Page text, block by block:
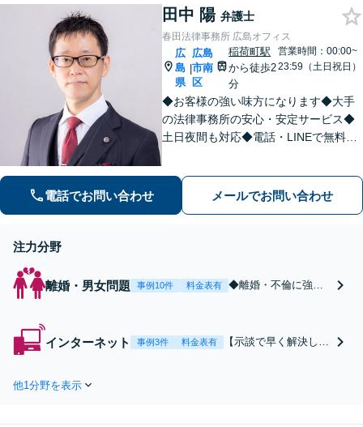
面談対応可能】
えします。【初回相談無料】
【Zoom相談可能】
田中 陽 弁護士
春田法律事務所 広島オフィス
広
島
県
|
広島
市南
区
稲荷町駅
から徒歩2
分
営業時間：00:00~
23:59（土日祝日）
◆お客様の強い味方になります◆大手
の法律事務所の安心・安定サービス◆
土日夜間も対応◆電話・LINEで無料相
電話でお問い合わせ メールでお問い合わせ
注力分野
離婚・男女問題 事例10件 料金表有
◆離婚・不倫に強い
らせたい】【減額し
たい】【内密に解決
インターネット 事例3件 料金表有
【示談で早く解決した
他1分野を表示